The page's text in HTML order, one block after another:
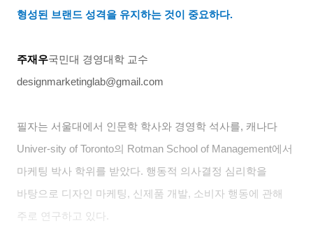
형성된 브랜드 성격을 유지하는 것이 중요하다.
주재우국민대 경영대학 교수
designmarketinglab@gmail.com
필자는 서울대에서 인문학 학사와 경영학 석사를, 캐나다
Univer-sity of Toronto의 Rotman School of Management에서
마케팅 박사 학위를 받았다. 행동적 의사결정 심리학을
바탕으로 디자인 마케팅, 신제품 개발, 소비자 행동에 관해
주로 연구하고 있다 .